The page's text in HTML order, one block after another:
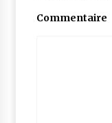
Commentaire